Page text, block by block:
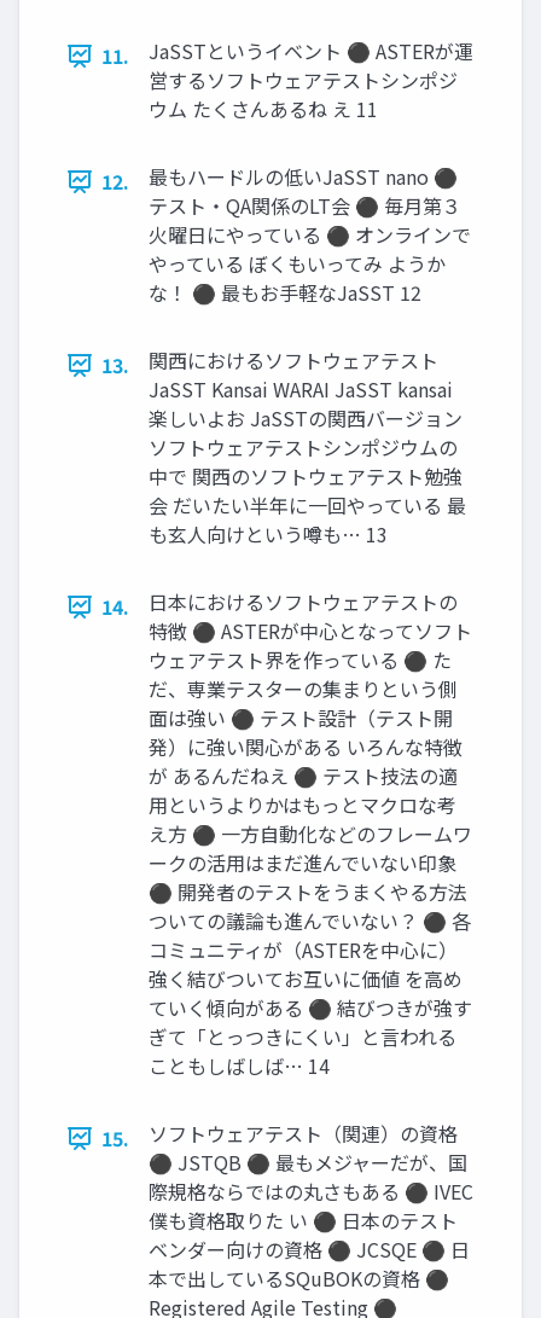
11.
JaSSTというイベント ⚫ ASTERが運
営するソフトウェアテストシンポジ
ウム たくさんあるね え 11
12.
最もハードルの低いJaSST nano ⚫
テスト・QA関係のLT会 ⚫ 毎月第３
火曜日にやっている ⚫ オンラインで
やっている ぼくもいってみ ようか
な！ ⚫ 最もお手軽なJaSST 12
13.
関西におけるソフトウェアテスト
JaSST Kansai WARAI JaSST kansai
楽しいよお JaSSTの関西バージョン
ソフトウェアテストシンポジウムの
中で 関西のソフトウェアテスト勉強
会 だいたい半年に一回やっている 最
も玄人向けという噂も… 13
14.
日本におけるソフトウェアテストの
特徴 ⚫ ASTERが中心となってソフト
ウェアテスト界を作っている ⚫ た
だ、専業テスターの集まりという側
面は強い ⚫ テスト設計（テスト開
発）に強い関心がある いろんな特徴
が あるんだねえ ⚫ テスト技法の適
用というよりかはもっとマクロな考
え方 ⚫ 一方自動化などのフレームワ
ークの活用はまだ進んでいない印象
⚫ 開発者のテストをうまくやる方法
ついての議論も進んでいない？ ⚫ 各
コミュニティが（ASTERを中心に）
強く結びついてお互いに価値 を高め
ていく傾向がある ⚫ 結びつきが強す
ぎて「とっつきにくい」と言われる
こともしばしば… 14
15.
ソフトウェアテスト（関連）の資格
⚫ JSTQB ⚫ 最もメジャーだが、国
際規格ならではの丸さもある ⚫ IVEC
僕も資格取りた い ⚫ 日本のテスト
ベンダー向けの資格 ⚫ JCSQE ⚫ 日
本で出しているSQuBOKの資格 ⚫
Registered Agile Testing ⚫